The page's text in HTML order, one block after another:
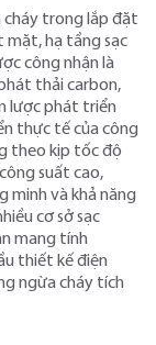
cháy trong lắp đặt
mặt, hạ tầng sạc
công nhận là
thải carbon,
lược phát triển
thực tế của công
theo kịp tốc độ
suất cao,
minh và khả năng
cơ sở sạc
mang tính
thiết kế điện
ngừa cháy tích